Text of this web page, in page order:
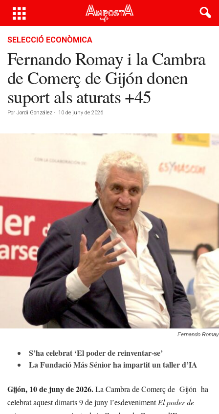
SELECCIÓ ECONÒMICA
Fernando Romay i la Cambra
de Comerç de Gijón donen
suport als aturats +45
Por Jordi González - 10 de juny de 2026
Fernando Romay
S’ha celebrat ‘El poder de reinventar-se’
La Fundació Más Sénior ha impartit un taller d’IA
Gijón, 10 de juny de 2026.La Cambra de Comerç de Gijón ha
celebrat aquest dimarts 9 de juny l’esdevenimentEl poder de